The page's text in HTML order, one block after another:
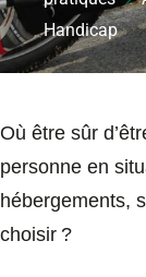
Handicap
Où être sûr
personne en
hébergements,
choisir ?